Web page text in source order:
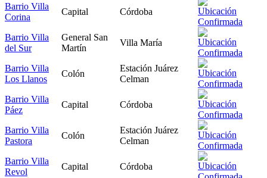
Barrio Villa
Corina
Capital Córdoba
Barrio Villa
del Sur
General San
Martín
Villa María
Barrio Villa
Los Llanos
Colón
Estación Juárez
Celman
Barrio Villa
Páez
Capital Córdoba
Barrio Villa
Pastora
Colón
Estación Juárez
Celman
Barrio Villa
Revol
Capital Córdoba